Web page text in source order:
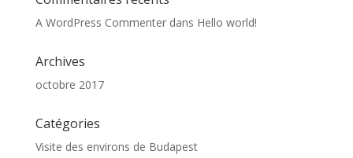
A WordPress Commenterdans Hello world!
Archives
octobre 2017
Catégories
Visite des environs de Budapest